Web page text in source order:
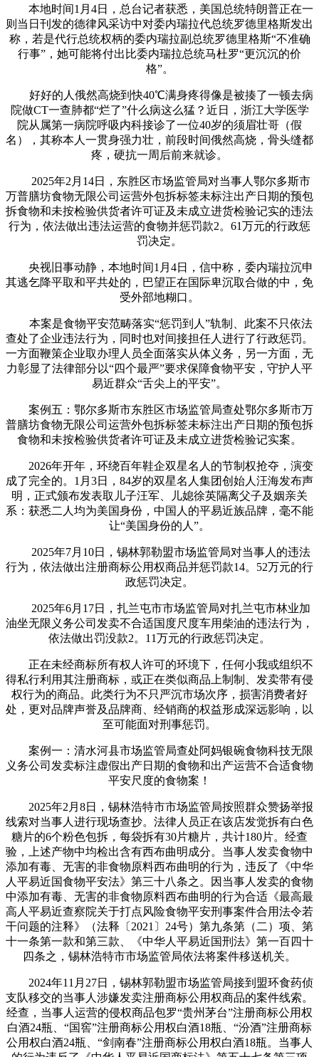
本地时间1月4日，总台记者获悉，美国总统特朗普正在一
则当日刊发的德律风采访中对委内瑞拉代总统罗德里格斯发出
称，若是代行总统权柄的委内瑞拉副总统罗德里格斯“不准确
行事”，她可能将付出比委内瑞拉总统马杜罗“更沉沉的价
格”。
好好的人俄然高烧到快40℃满身疼得像是被揍了一顿去病
院做CT一查肺都“烂了”什么病这么猛？近日，浙江大学医学
院从属第一病院呼吸内科接诊了一位40岁的须眉壮哥（假
名），其称本人一贯身强力壮，前段时间俄然高烧，骨头缝都
疼，硬抗一周后前来就诊。
2025年2月14日，东胜区市场监管局对当事人鄂尔多斯市
万普膳坊食物无限公司运营外包拆标签未标注出产日期的预包
拆食物和未按检验供货者许可证及未成立进货检验记实的违法
行为，依法做出违法运营的食物并惩罚款2。61万元的行政惩
罚决定。
央视旧事动静，本地时间1月4日，信中称，委内瑞拉沉申
其逃乞降平取和平共处的，巴望正在国际卑沉取合做的中，免
受外部地糊口。
本案是食物平安范畴落实“惩罚到人”轨制、此案不只依法
查处了企业违法行为，同时也对间接担任人进行了行政惩罚。
一方面鞭策企业取办理人员全面落实从体义务，另一方面，无
力彰显了法律部分以“四个最严”要求保障食物平安，守护人平
易近群众“舌尖上的平安”。
案例五：鄂尔多斯市东胜区市场监管局查处鄂尔多斯市万
普膳坊食物无限公司运营外包拆标签未标注出产日期的预包拆
食物和未按检验供货者许可证及未成立进货检验记实案。
2026年开年，环绕百年鞋企双星名人的节制权抢夺，演变
成了完全的。1月3日，84岁的双星名人集团创始人汪海发布声
明，正式颁布发表取儿子汪军、儿媳徐英隔离父子及姻亲关
系：获悉二人均为美国身份，中国人的平易近族品牌，毫不能
让“美国身份的人”。
2025年7月10日，锡林郭勒盟市场监管局对当事人的违法
行为，依法做出注册商标公用权商品并惩罚款14。52万元的行
政惩罚决定。
2025年6月17日，扎兰屯市市场监管局对扎兰屯市林业加
油坐无限义务公司发卖不合适国度尺度车用柴油的违法行为，
依法做出罚没款2。11万元的行政惩罚决定。
正在未经商标所有权人许可的环境下，任何小我或组织不
得私行利用其注册商标，或正在类似商品上制制、发卖带有侵
权行为的商品。此类行为不只严沉市场次序，损害消费者好
处，更对品牌声誉及品牌商、经销商的权益形成深远影响，以
至可能面对刑事惩罚。
案例一：清水河县市场监管局查处阿妈银碗食物科技无限
义务公司发卖标注虚假出产日期的食物和出产运营不合适食物
平安尺度的食物案！
2025年2月8日，锡林浩特市市场监管局按照群众赞扬举报
线索对当事人进行现场查抄。法律人员正在该店发觉拆有白色
糖片的6个粉色包拆，每袋拆有30片糖片，共计180片。经查
验，上述产物中均检出含有西布曲明成分。当事人发卖食物中
添加有毒、无害的非食物原料西布曲明的行为，违反了《中华
人平易近国食物平安法》第三十八条之。因当事人发卖的食物
中添加有毒、无害的非食物原料西布曲明的行为合适《最高最
高人平易近查察院关于打点风险食物平安刑事案件合用法令若
干问题的注释》（法释〔2021〕24号）第九条第（二）项、第
十一条第一款和第三款、《中华人平易近国刑法》第一百四十
四条之，锡林浩特市市场监管局依法将案件移送机关。
2024年11月27日，锡林郭勒盟市场监管局接到盟环食药侦
支队移交的当事人涉嫌发卖注册商标公用权商品的案件线索。
经查，当事人运营的侵权商品包罗“贵州茅台”注册商标公用权
白酒24瓶、“国窖”注册商标公用权白酒18瓶、“汾酒”注册商标
公用权白酒24瓶、“剑南春”注册商标公用权白酒18瓶。当事人